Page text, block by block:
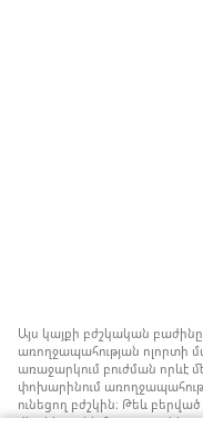
Այս կայքի բժշկական
առողջապահության ոլորտի
առաջարկում բուժման որևէ
փոխարինում
ունեցող բժշկին։ Թեև
վկաները չեն հրատարակել,